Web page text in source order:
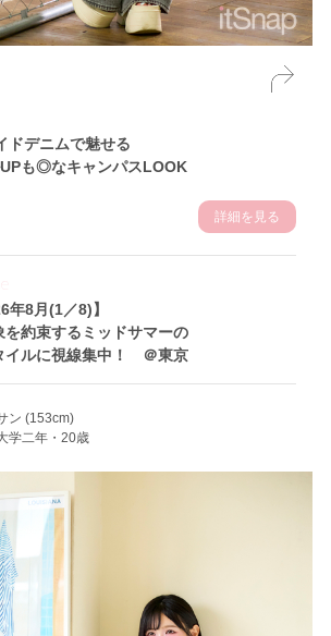
ドデニムで魅せる
も◎なキャンパスLOOK
詳細を見る
年8月(1／8)】
を約束するミッドサマーの
イルに視線集中！ ＠東京
ン (153cm)
学二年・20歳